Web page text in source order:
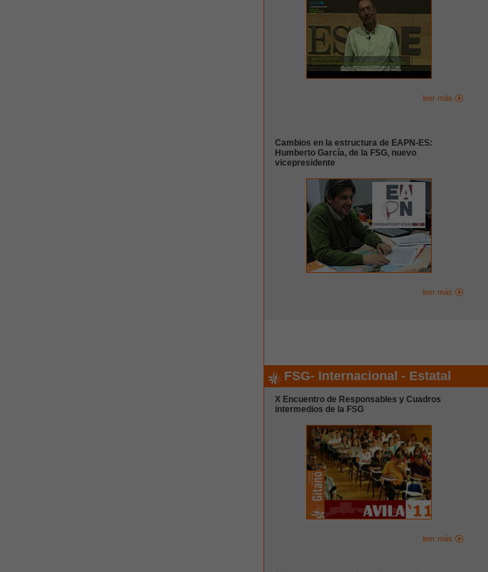
leer más
Cambios en la estructura de EAPN-ES:
Humberto García, de la FSG, nuevo
vicepresidente
leer más
FSG- Internacional - Estatal
X Encuentro de Responsables y Cuadros
intermedios de la FSG
leer más